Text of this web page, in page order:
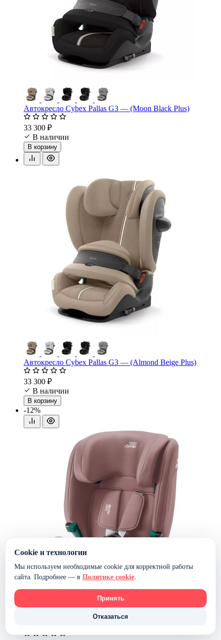
Автокресло Cybex Pallas G3 — (Moon Black Plus)
33 300 ₽
В наличии
В корзину
Автокресло Cybex Pallas G3 — (Almond Beige Plus)
33 300 ₽
В наличии
В корзину
-12%
Cookie и технологии
Мы используем необходимые cookie для корректной работы
сайта. Подробнее — в Политике cookie.
Принять
Отказаться